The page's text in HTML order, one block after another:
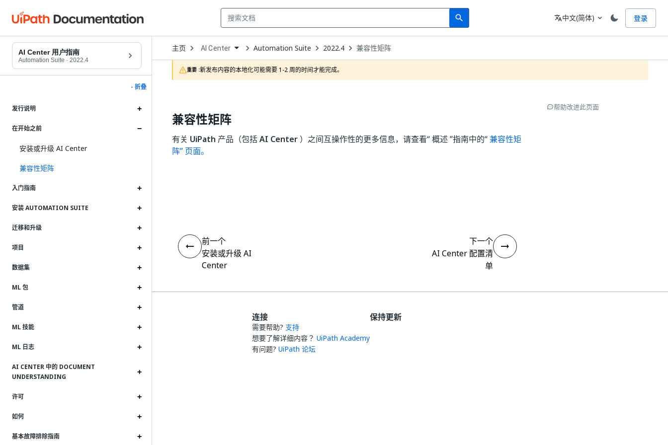
search
Search 语言
translate中文(简体) expand_more 登录
AI Center 用户指南
Automation Suite · 2022.4
- 折叠
发行说明
在开始之前
安装或升级 AI Center
兼容性矩阵
入门指南
安装 AUTOMATION SUITE
迁移和升级
项目
数据集
ML 包
管道
ML 技能
ML 日志
AI CENTER 中的 DOCUMENT
UNDERSTANDING
许可
如何
基本故障排除指南
主页 Open
Dropdown
to
choose
product
AI Center Automation Suite 2022.4 兼容性矩阵
重要 :新发布内容的本地化可能需要 1-2 周的时间才能完成。
兼容性矩阵
有关 UiPath 产品（包括AI Center ）之间互操作性的更多信息，请查看“ 概述 ”指南中的“兼容性矩
阵” 页面。
帮助改进此页面
前一个
安装或升级 AI
Center
下一个
AI Center 配置清
单
连接
需要帮助? 支持
想要了解详细内容？ UiPath Academy
有问题? UiPath 论坛
保持更新